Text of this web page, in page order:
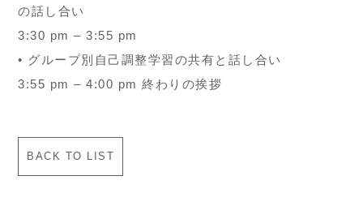
の話し合い
3:30 pm – 3:55 pm
• グループ別自己調整学習の共有と話し合い
3:55 pm – 4:00 pm 終わりの挨拶
BACK TO LIST